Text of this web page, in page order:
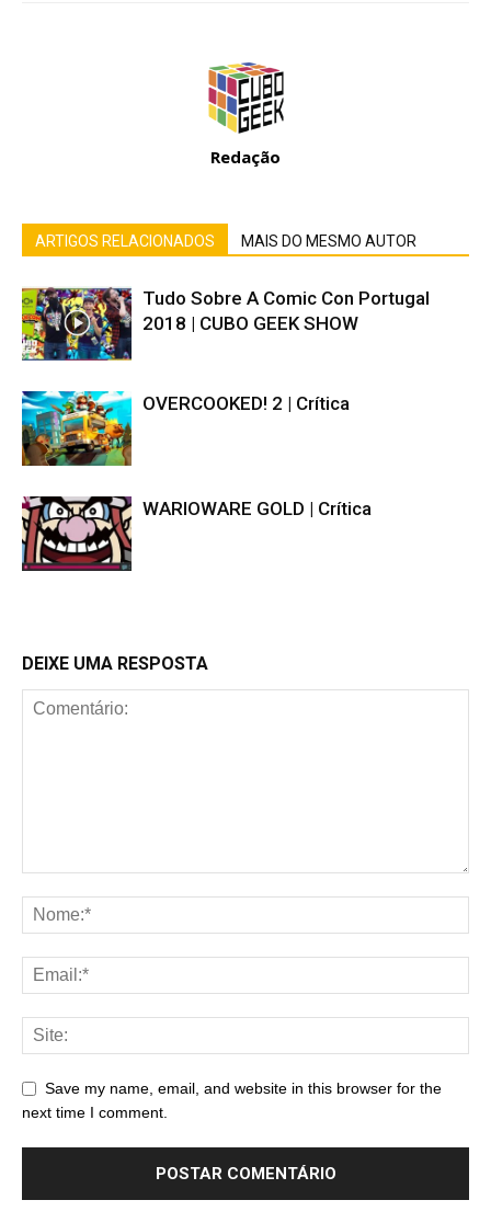
Redação
ARTIGOS RELACIONADOS MAIS DO MESMO AUTOR
Tudo Sobre A Comic Con Portugal
2018 | CUBO GEEK SHOW
OVERCOOKED! 2 | Crítica
WARIOWARE GOLD | Crítica
DEIXE UMA RESPOSTA
Save my name, email, and website in this browser for the
next time I comment.